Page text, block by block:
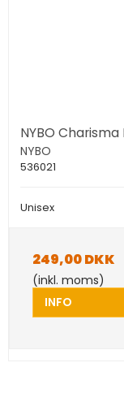
NYBO
NYBO
536021
Unisex
249,00 DKK
(inkl. moms)
INFO